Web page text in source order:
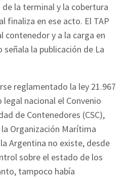
la terminal y la cobertura
finaliza en ese acto. El TAP
contenedor y a la carga en
la publicación de La
reglamentado la ley 21.967
nacional el Convenio
de Contenedores (CSC),
Organización Marítima
Argentina no existe, desde
sobre el estado de los
tampoco había